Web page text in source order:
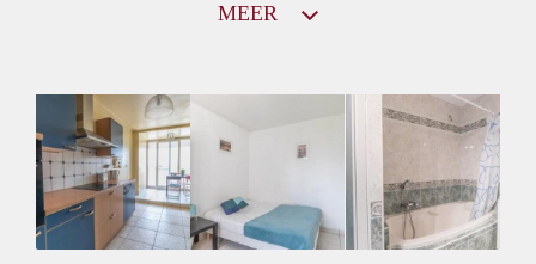
Gedeelde Douche: Ja
Gedeelde woonkamer: Ja
Huisgenoten: Ja
Geslacht huisgenoten: Gemengd
MEER